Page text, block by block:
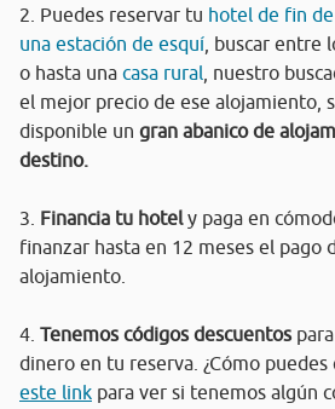
2. Puedes reservar tu hotel de fin
una estación de esquí , buscar entre
o hasta una casa rural , nuestro
el mejor precio de ese alojamiento,
disponible un gran abanico de
destino.
3. Financia tu hotely paga en
finanzar hasta en 12 meses el pago
alojamiento.
4. Tenemos códigos descuentos
dinero en tu reserva. ¿Cómo
este link para ver si tenemos algún